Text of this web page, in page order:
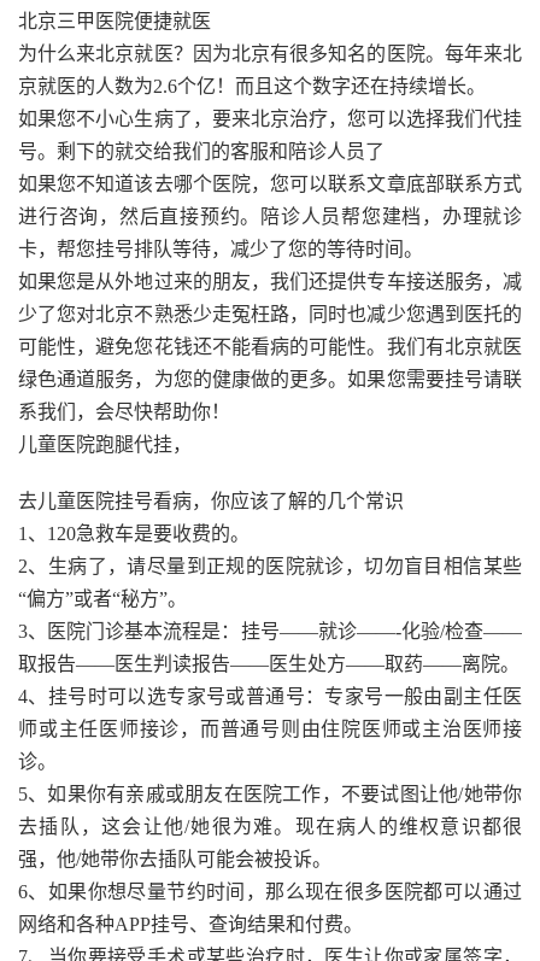
北京三甲医院便捷就医
为什么来北京就医？因为北京有很多知名的医院。每年来北
京就医的人数为2.6个亿！而且这个数字还在持续增长。
如果您不小心生病了，要来北京治疗，您可以选择我们代挂
号。剩下的就交给我们的客服和陪诊人员了
如果您不知道该去哪个医院，您可以联系文章底部联系方式
进行咨询，然后直接预约。陪诊人员帮您建档，办理就诊
卡，帮您挂号排队等待，减少了您的等待时间。
如果您是从外地过来的朋友，我们还提供专车接送服务，减
少了您对北京不熟悉少走冤枉路，同时也减少您遇到医托的
可能性，避免您花钱还不能看病的可能性。我们有北京就医
绿色通道服务，为您的健康做的更多。如果您需要挂号请联
系我们，会尽快帮助你！
儿童医院跑腿代挂，
去儿童医院挂号看病，你应该了解的几个常识
1、120急救车是要收费的。
2、生病了，请尽量到正规的医院就诊，切勿盲目相信某些
“偏方”或者“秘方”。
3、医院门诊基本流程是：挂号——就诊——-化验/检查——
取报告——医生判读报告——医生处方——取药——离院。
4、挂号时可以选专家号或普通号：专家号一般由副主任医
师或主任医师接诊，而普通号则由住院医师或主治医师接
诊。
5、如果你有亲戚或朋友在医院工作，不要试图让他/她带你
去插队，这会让他/她很为难。现在病人的维权意识都很
强，他/她带你去插队可能会被投诉。
6、如果你想尽量节约时间，那么现在很多医院都可以通过
网络和各种APP挂号、查询结果和付费。
7、当你要接受手术或某些治疗时，医生让你或家属签字，